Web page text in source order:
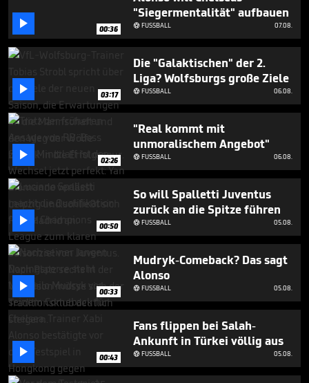
18
seconds
 00:36
"Siegermentalität" aufbauen
FUSSBALL 07.08.
 03:17
Die "Galaktischen" der 2.
Liga? Wolfsburgs große Ziele
FUSSBALL 06.08.
 02:26
"Real kommt mit
unmoralischem Angebot"
FUSSBALL 06.08.
 00:50
So will Spalletti Juventus
zurück an die Spitze führen
FUSSBALL 05.08.
 00:33
Mudryk-Comeback? Das sagt
Alonso
FUSSBALL 05.08.
 00:43
Fans flippen bei Salah-
Ankunft in Türkei völlig aus
FUSSBALL 05.08.